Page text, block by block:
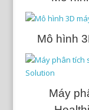
Mô hình
Máy